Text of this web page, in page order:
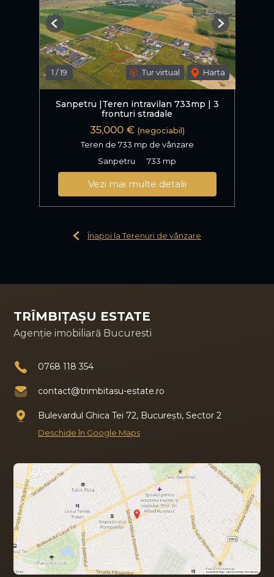
1 /19 Tur virtual Harta
Previous Next
Sanpetru |Teren intravilan 733mp | 3
fronturi stradale
35,000 € (negociabil)
Teren de 733 mp de vânzare
Sanpetru
733 mp
Vezi mai multe detalii
Înapoi la Terenuri de vânzare
TRÎMBIȚAȘU ESTATE
Agenție imobiliară Bucuresti
0768 118 354
contact@trimbitasu-estate.ro
Bulevardul Ghica Tei 72, București, Sector 2
Deschide în Google Maps